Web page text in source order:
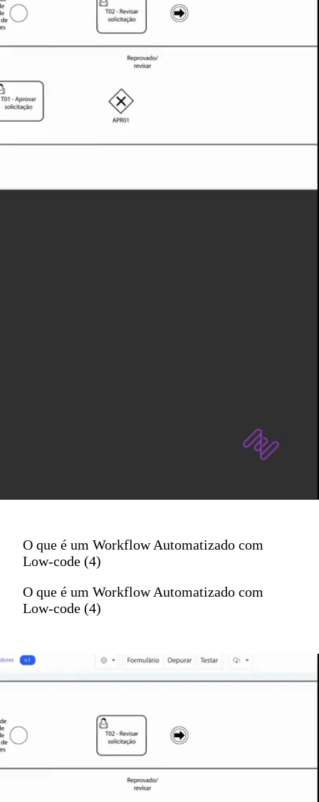
O que é um Workflow Automatizado com
Low-code (4)
O que é um Workflow Automatizado com
Low-code (4)